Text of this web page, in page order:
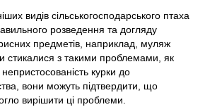
видів сільськогосподарського птаха
розведення та догляду
предметів, наприклад, муляж
стикалися з такими проблемами, як
курки до
вони можуть підтвердити, що
вирішити ці проблеми.